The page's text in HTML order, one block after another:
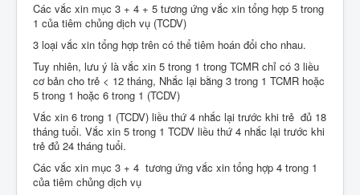
Các vắc xin mục 3 + 4 + 5 tương ứng vắc xin tổng hợp 5 trong
1 của tiêm chủng dịch vụ (TCDV)
3 loại vắc xin tổng hợp trên có thể tiêm hoán đổi cho nhau.
Tuy nhiên, lưu ý là vắc xin 5 trong 1 trong TCMR chỉ có 3 liều
cơ bản cho trẻ < 12 tháng, Nhắc lại bằng 3 trong 1 TCMR hoặc
5 trong 1 hoặc 6 trong 1 (TCDV)
Vắc xin 6 trong 1 (TCDV) liều thứ 4 nhắc lại trước khi trẻ đủ 18
tháng tuổi. Vắc xin 5 trong 1 TCDV liều thứ 4 nhắc lại trước khi
trẻ đủ 24 tháng tuổi.
Các vắc xin mục 3 + 4 tương ứng vắc xin tổng hợp 4 trong 1
của tiêm chủng dịch vụ